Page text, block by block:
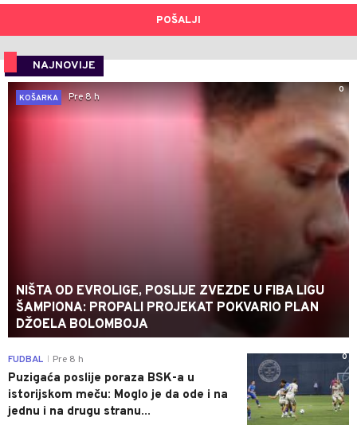
POŠALJI
NAJNOVIJE
0
KOŠARKA
Pre 8 h
NIŠTA OD EVROLIGE, POSLIJE ZVEZDE U FIBA LIGU
ŠAMPIONA: PROPALI PROJEKAT POKVARIO PLAN
DŽOELA BOLOMBOJA
0
FUDBAL Pre 8 h
Puzigaća poslije poraza BSK-a u
istorijskom meču: Moglo je da ode i na
jednu i na drugu stranu...